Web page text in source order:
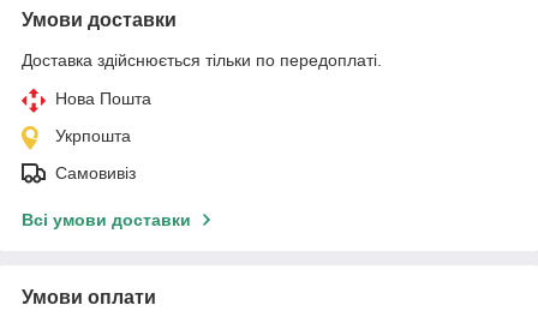
Умови доставки
Доставка здійснюється тільки по передоплаті.
Нова Пошта
Укрпошта
Самовивіз
Всі умови доставки
Умови оплати